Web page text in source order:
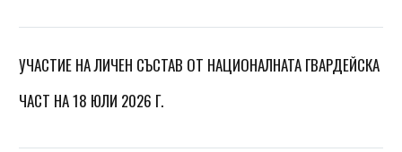
УЧАСТИЕ НА ЛИЧЕН СЪСТАВ ОТ НАЦИОНАЛНАТА ГВАРДЕЙСКА
ЧАСТ НА 18 ЮЛИ 2026 Г.